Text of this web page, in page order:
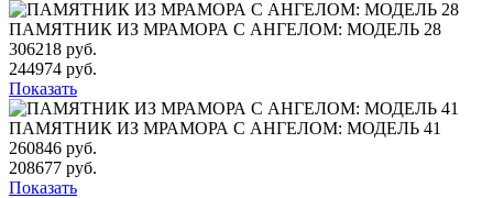
ПАМЯТНИК ИЗ МРАМОРА С АНГЕЛОМ: МОДЕЛЬ 28
306218 руб.
244974 руб.
Показать
ПАМЯТНИК ИЗ МРАМОРА С АНГЕЛОМ: МОДЕЛЬ 41
260846 руб.
208677 руб.
Показать